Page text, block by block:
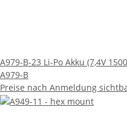
A979-B-23 Li-Po Akku (7,4V
A979-B
Preise nach Anmeldung